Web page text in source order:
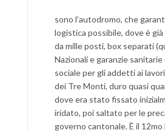
sono l’autodromo, che
logistica possibile, dove è
da mille posti, box separati
Nazionali e garanzie
sociale per gli addetti ai
dei Tre Monti, duro quasi
dove era stato fissato
iridato, poi saltato per le
governo cantonale. È il